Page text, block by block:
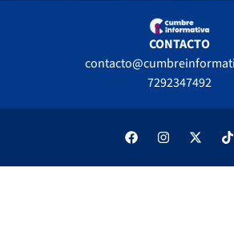
CONTACTO
7292347492